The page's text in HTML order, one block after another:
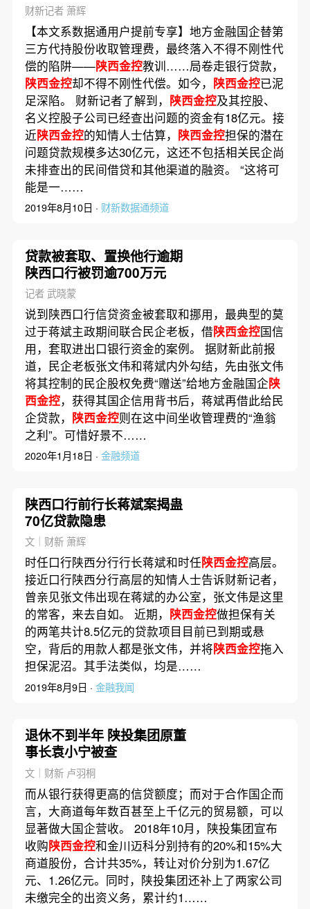
财新记者 萧辉
【本文系数据通用户提前专享】地方金融国企替第
三方代持股份收取管理费，最终落入不得不刚性代
偿的陷阱——陕西金控教训……局卷走银行贷款，
陕西金控却不得不刚性代偿。如今， 陕西金控已泥
足深陷。 财新记者了解到， 陕西金控及其控股、
名义控股子公司已经查出问题的资金有18亿元。接
近陕西金控的知情人士估算， 陕西金控担保的潜在
问题贷款规模多达30亿元，这还不包括相关民企尚
未排查出的民间借贷和其他渠道的融资。 “这将可
能是一……
2019年8月10日 · 财新数据通频道
贷款被套取、置换他行逾期
陕西口行被罚逾700万元
记者 武晓蒙
说到陕西口行信贷资金被套取和挪用，最典型的莫
过于蒋斌主政期间联合民企老板，借陕西金控国信
用，套取进出口银行资金的案例。 据财新此前报
道，民企老板张文伟和蒋斌内外勾结，先由张文伟
将其控制的民企股权免费“赠送”给地方金融国企陕
西金控，获得其国企信用背书后，蒋斌再借此给民
企贷款， 陕西金控则在这中间坐收管理费的“渔翁
之利”。可惜好景不……
2020年1月18日 · 金融频道
陕西口行前行长蒋斌案揭蛊
70亿贷款隐患
文｜财新 萧辉
时任口行陕西分行行长蒋斌和时任陕西金控高层。
接近口行陕西分行高层的知情人士告诉财新记者，
曾亲见张文伟出现在蒋斌的办公室，张文伟是这里
的常客，来去自如。 近期， 陕西金控做担保有关
的两笔共计8.5亿元的贷款项目目前已到期或悬
空，背后的用款人都是张文伟，并将陕西金控拖入
担保泥沼。其手法类似，均是……
2019年8月9日 · 金融我闻
退休不到半年 陕投集团原董
事长袁小宁被查
文｜财新 卢羽桐
而从银行获得更高的信贷额度；而对于合作国企而
言，大商道每年数百甚至上千亿元的贸易额，可以
显著做大国企营收。 2018年10月，陕投集团宣布
收购陕西金控和金川迈科分别持有的20%和15%大
商道股份，合计共35%，转让对价分别为1.67亿
元、1.26亿元。同时，陕投集团还补上了两家公司
未缴完全的出资义务，累计约1……